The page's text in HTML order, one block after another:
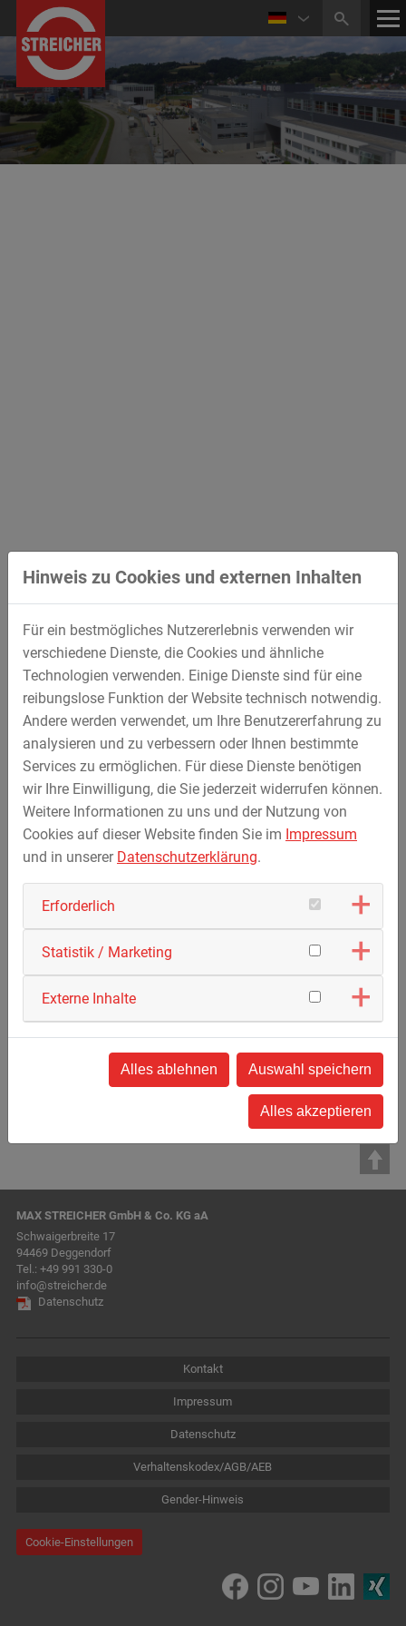
Zertifizierungen nach ISO 14001 und ISO 50001 sowie
die engagierte Arbeitsleistung der Mitarbeiter.
Für seine Leistungen erhielt STREICHER im Juli 2021
eine Auszeichnung für sein Umwelt-Engagement im
Rahmen des Umwelt- und Klimapakts Bayern. Sie wurde
im Auftrag des Staatsministers für Umwelt im
Landratsamt Deggendorf durch Landrat Christian
Bernreiter überreicht.
Zurück zur Übersicht
MAX STREICHER GmbH & Co. KG aA
Schwaigerbreite 17
94469 Deggendorf
Tel.: +49 991 330-0
info@streicher.de
Datenschutz
Kontakt
Impressum
Datenschutz
Verhaltenskodex/AGB/AEB
Gender-Hinweis
Cookie-Einstellungen
Hinweis zu Cookies und externen Inhalten
Für ein bestmögliches Nutzererlebnis verwenden wir
verschiedene Dienste, die Cookies und ähnliche
Technologien verwenden. Einige Dienste sind für eine
reibungslose Funktion der Website technisch notwendig.
Andere werden verwendet, um Ihre Benutzererfahrung zu
analysieren und zu verbessern oder Ihnen bestimmte
Services zu ermöglichen. Für diese Dienste benötigen
wir Ihre Einwilligung, die Sie jederzeit widerrufen können.
Weitere Informationen zu uns und der Nutzung von
Cookies auf dieser Website finden Sie im Impressum
und in unserer Datenschutzerklärung.
Erforderlich
Statistik / Marketing
Externe Inhalte
Alles ablehnen Auswahl speichern
Alles akzeptieren